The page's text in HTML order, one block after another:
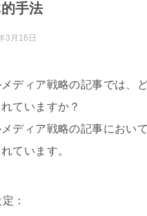
手法
3月16日
ディア戦略の記事では、
ていますか？
ディア戦略の記事におい
ています。
：